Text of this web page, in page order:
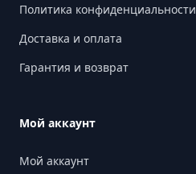
Политика конфиденциальности
Доставка и оплата
Гарантия и возврат
Мой аккаунт
Мой аккаунт